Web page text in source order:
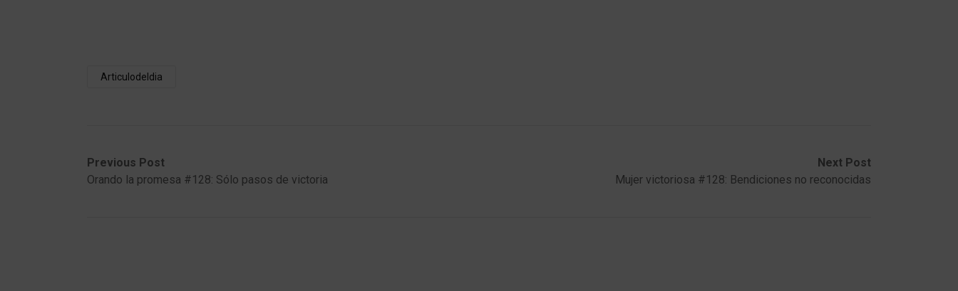
Articulodeldia
Previous Post
Orando la promesa #128: Sólo pasos de victoria
Next Post
Mujer victoriosa #128: Bendiciones no reconocidas